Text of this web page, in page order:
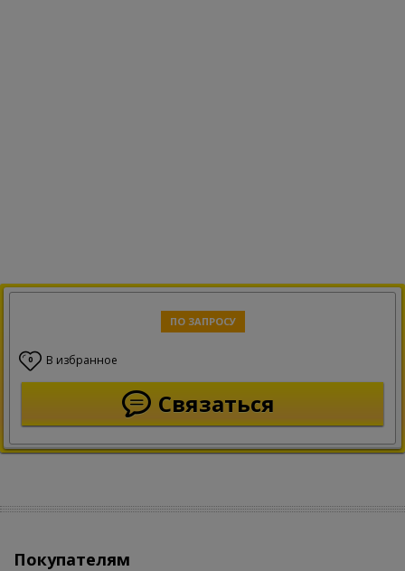
ПО ЗАПРОСУ
0 В избранное
Связаться
Покупателям